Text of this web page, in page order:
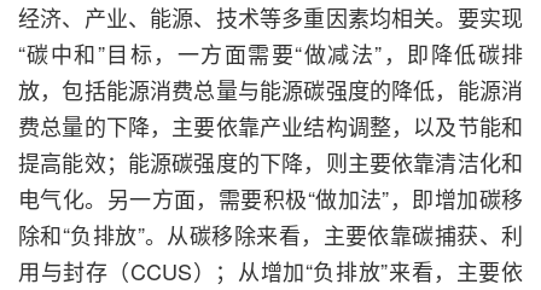
经济、产业、能源、技术等多重因素均相关。要实现
“碳中和”目标，一方面需要“做减法”，即降低碳排
放，包括能源消费总量与能源碳强度的降低，能源消
费总量的下降，主要依靠产业结构调整，以及节能和
提高能效；能源碳强度的下降，则主要依靠清洁化和
电气化。另一方面，需要积极“做加法”，即增加碳移
除和“负排放”。从碳移除来看，主要依靠碳捕获、利
用与封存（CCUS）；从增加“负排放”来看，主要依